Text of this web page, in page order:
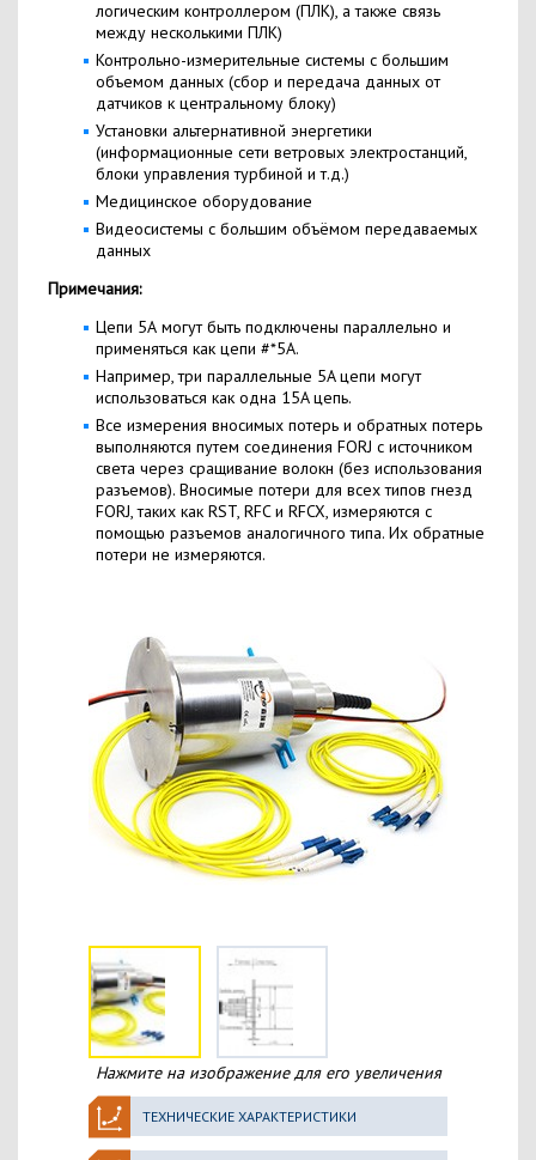
логическим контроллером (ПЛК), а также связь
между несколькими ПЛК)
Контрольно-измерительные системы с большим
объемом данных (сбор и передача данных от
датчиков к центральному блоку)
Установки альтернативной энергетики
(информационные сети ветровых электростанций,
блоки управления турбиной и т.д.)
Медицинское оборудование
Видеосистемы с большим объёмом передаваемых
данных
Примечания:
Цепи 5А могут быть подключены параллельно и
применяться как цепи #*5A.
Например, три параллельные 5A цепи могут
использоваться как одна 15A цепь.
Все измерения вносимых потерь и обратных потерь
выполняются путем соединения FORJ с источником
света через сращивание волокн (без использования
разъемов). Вносимые потери для всех типов гнезд
FORJ, таких как RST, RFC и RFCX, измеряются с
помощью разъемов аналогичного типа. Их обратные
потери не измеряются.
Нажмите на изображение для его увеличения
ТЕХНИЧЕСКИЕ ХАРАКТЕРИСТИКИ